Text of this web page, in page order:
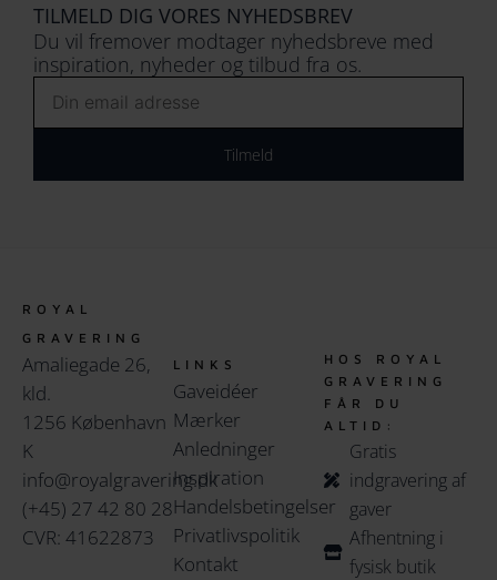
TILMELD DIG VORES NYHEDSBREV
Du vil fremover modtager nyhedsbreve med
inspiration, nyheder og tilbud fra os.
Email
Tilmeld
ROYAL
GRAVERING
Amaliegade 26,
kld.
1256 København
K
info@royalgravering.dk
(+45) 27 42 80 28
CVR: 41622873
LINKS
Gaveidéer
Mærker
Anledninger
Inspiration
Handelsbetingelser
Privatlivspolitik
Kontakt
HOS ROYAL
GRAVERING
FÅR DU
ALTID:
Gratis
indgravering af
gaver
Afhentning i
fysisk butik